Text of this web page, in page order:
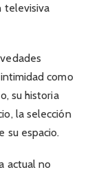
televisiva
como
su historia
la selección
su espacio.
actual no